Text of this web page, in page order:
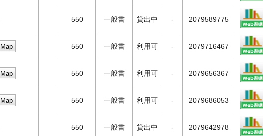
550 一般書 貸出中 - 2079589775
Map 550 一般書 利用可 - 2079716467
Map 550 一般書 利用可 - 2079656367
Map 550 一般書 利用可 - 2079686053
550 一般書 貸出中 - 2079642978